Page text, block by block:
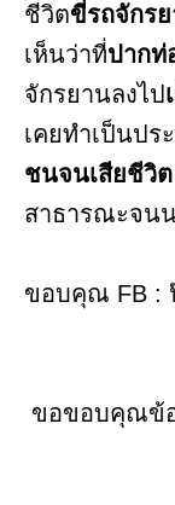
ชีวิตขี่รถจักร
เห็นว่าที่ปากท่
จักรยานลงไป
เคยทำเป็นปร
ชนจนเสียชีวิต
สาธารณะจน
ขอบคุณ FB :
ขอขอบคุณข้